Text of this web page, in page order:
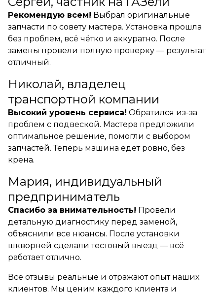
Рекомендую всем! Выбрал оригинальные
запчасти по совету мастера. Установка прошла
без проблем, всё чётко и аккуратно. После
замены провели полную проверку — результат
отличный.
Николай, владелец
транспортной компании
Высокий уровень сервиса! Обратился из-за
проблем с подвеской. Мастера предложили
оптимальное решение, помогли с выбором
запчастей. Теперь машина едет ровно, без
крена.
Мария, индивидуальный
предприниматель
Спасибо за внимательность! Провели
детальную диагностику перед заменой,
объяснили все нюансы. После установки
шкворней сделали тестовый выезд — всё
работает отлично.
Все отзывы реальные и отражают опыт наших
клиентов. Мы ценим каждого клиента и